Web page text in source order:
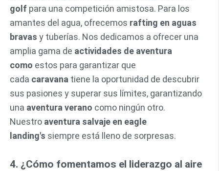
golf para una competición amistosa. Para los
amantes del agua, ofrecemos rafting en aguas
bravas y tuberías. Nos dedicamos a ofrecer una
amplia gama de actividades de aventura
como estos para garantizar que
cada caravana tiene la oportunidad de descubrir
sus pasiones y superar sus límites, garantizando
una aventura verano como ningún otro.
Nuestro aventura salvaje en eagle
landing's siempre está lleno de sorpresas.
4. ¿Cómo fomentamos el liderazgo al aire